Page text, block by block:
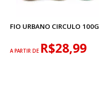
FIO URBANO CIRCULO 100G
A PARTIR DE R$28,99